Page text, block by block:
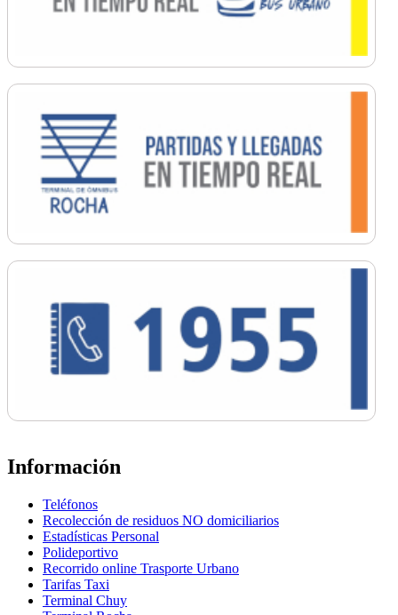
Información
Teléfonos
Recolección de residuos NO domiciliarios
Estadísticas Personal
Polideportivo
Recorrido online Trasporte Urbano
Tarifas Taxi
Terminal Chuy